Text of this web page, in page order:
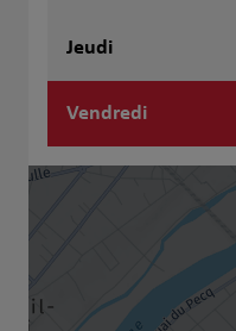
Jeudi
Vendredi